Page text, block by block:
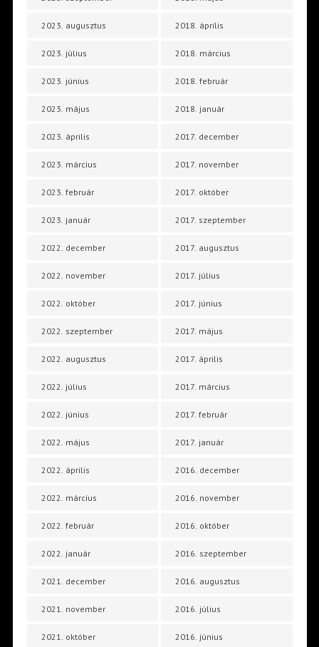
2023. augusztus
2023. július
2023. június
2023. május
2023. április
2023. március
2023. február
2023. január
2022. december
2022. november
2022. október
2022. szeptember
2022. augusztus
2022. július
2022. június
2022. május
2022. április
2022. március
2022. február
2022. január
2021. december
2021. november
2021. október
2018. április
2018. március
2018. február
2018. január
2017. december
2017. november
2017. október
2017. szeptember
2017. augusztus
2017. július
2017. június
2017. május
2017. április
2017. március
2017. február
2017. január
2016. december
2016. november
2016. október
2016. szeptember
2016. augusztus
2016. július
2016. június